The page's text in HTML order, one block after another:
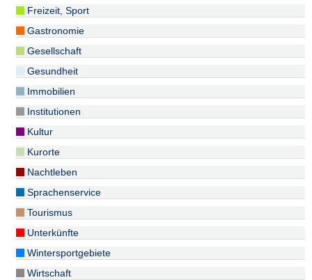
Freizeit, Sport
Gastronomie
Gesellschaft
Gesundheit
Immobilien
Institutionen
Kultur
Kurorte
Nachtleben
Sprachenservice
Tourismus
Unterkünfte
Wintersportgebiete
Wirtschaft